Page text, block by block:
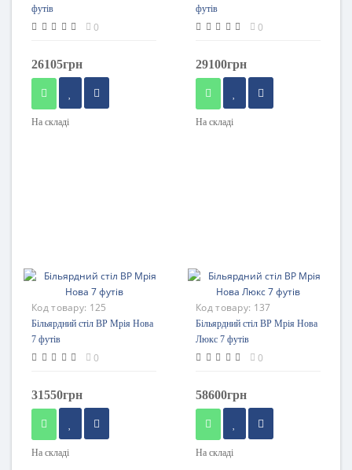
футів
0
26105грн
На складі
футів
0
29100грн
На складі
Код товару: 125
Більярдний стіл BP Мрія Нова
7 футів
0
31550грн
На складі
Код товару: 137
Більярдний стіл BP Мрія Нова
Люкс 7 футів
0
58600грн
На складі